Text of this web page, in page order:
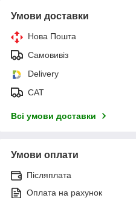
Умови доставки
Нова Пошта
Самовивіз
Delivery
САТ
Всі умови доставки
Умови оплати
Післяплата
Оплата на рахунок